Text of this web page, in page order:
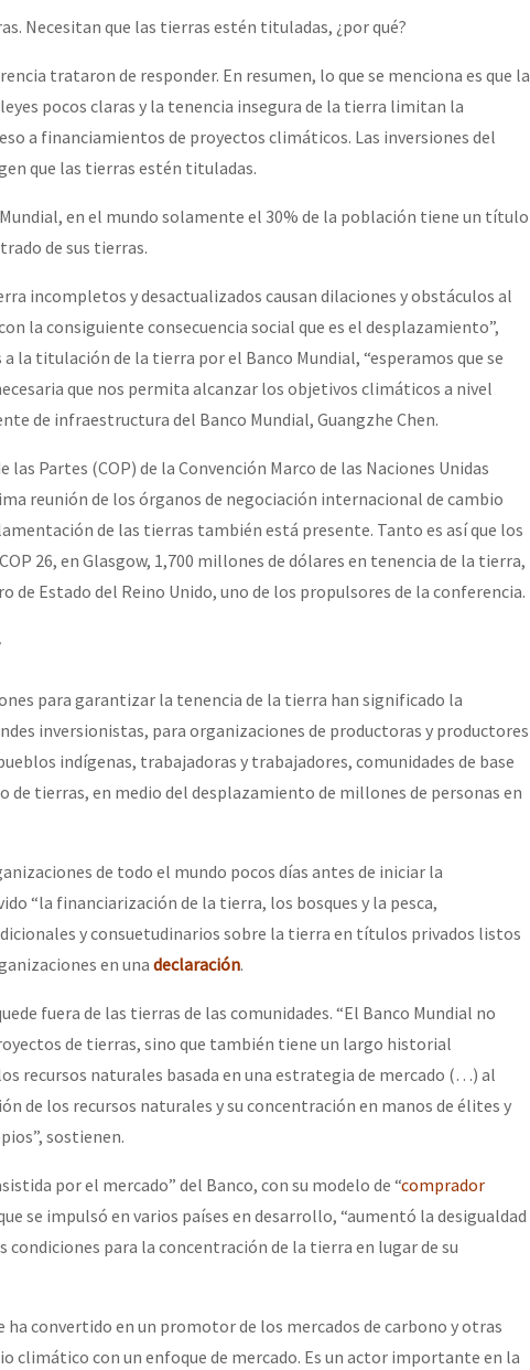
Necesitan que las tierras estén tituladas, ¿por qué?
trataron de responder. En resumen, lo que se menciona es que la
pocos claras y la tenencia insegura de la tierra limitan la
a financiamientos de proyectos climáticos. Las inversiones del
que las tierras estén tituladas.
en el mundo solamente el 30% de la población tiene un título
de sus tierras.
incompletos y desactualizados causan dilaciones y obstáculos al
la consiguiente consecuencia social que es el desplazamiento”,
la titulación de la tierra por el Banco Mundial, “esperamos que se
que nos permita alcanzar los objetivos climáticos a nivel
de infraestructura del Banco Mundial, Guangzhe Chen.
Partes (COP) de la Convención Marco de las Naciones Unidas
reunión de los órganos de negociación internacional de cambio
de las tierras también está presente. Tanto es así que los
26, en Glasgow, 1,700 millones de dólares en tenencia de la tierra,
de Estado del Reino Unido, uno de los propulsores de la conferencia.
para garantizar la tenencia de la tierra han significado la
inversionistas, para organizaciones de productoras y productores
indígenas, trabajadoras y trabajadores, comunidades de base
de tierras, en medio del desplazamiento de millones de personas en
de todo el mundo pocos días antes de iniciar la
“la financiarización de la tierra, los bosques y la pesca,
y consuetudinarios sobre la tierra en títulos privados listos
en una declaración.
fuera de las tierras de las comunidades. “El Banco Mundial no
de tierras, sino que también tiene un largo historial
recursos naturales basada en una estrategia de mercado (…) al
de los recursos naturales y su concentración en manos de élites y
sostienen.
por el mercado” del Banco, con su modelo de “comprador
se impulsó en varios países en desarrollo, “aumentó la desigualdad
condiciones para la concentración de la tierra en lugar de su
convertido en un promotor de los mercados de carbono y otras
climático con un enfoque de mercado. Es un actor importante en la